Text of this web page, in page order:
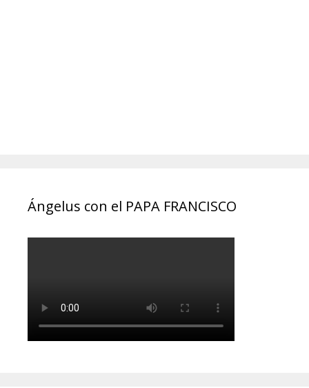
Ángelus con el PAPA FRANCISCO